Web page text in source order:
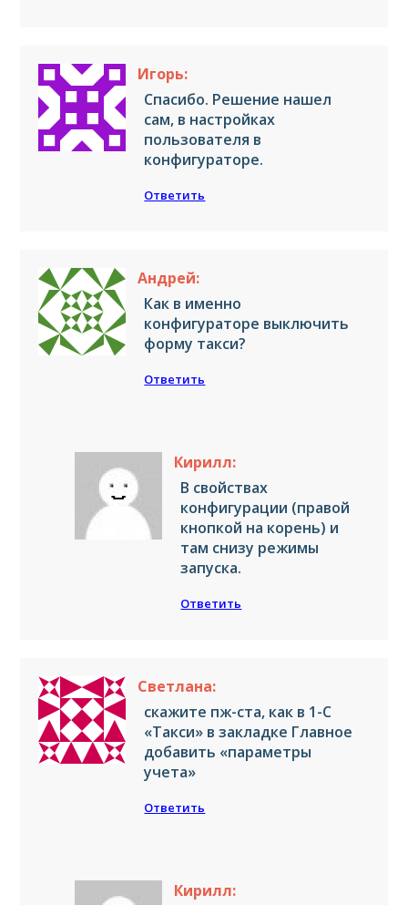
Игорь:
Спасибо. Решение нашел
сам, в настройках
пользователя в
конфигураторе.
Ответить
Андрей:
Как в именно
конфигураторе выключить
форму такси?
Ответить
Кирилл:
В свойствах
конфигурации (правой
кнопкой на корень) и
там снизу режимы
запуска.
Ответить
Светлана:
скажите пж-ста, как в 1-С
«Такси» в закладке Главное
добавить «параметры
учета»
Ответить
Кирилл: